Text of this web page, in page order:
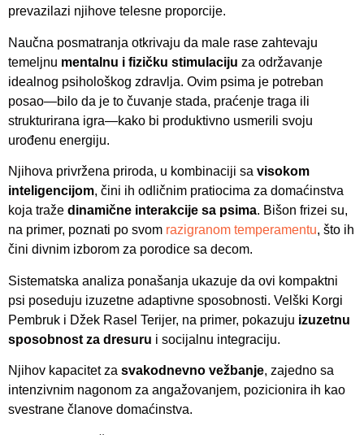
prevazilazi njihove telesne proporcije.
Naučna posmatranja otkrivaju da male rase zahtevaju
temeljnu mentalnu i fizičku stimulaciju za održavanje
idealnog psihološkog zdravlja. Ovim psima je potreban
posao—bilo da je to čuvanje stada, praćenje traga ili
strukturirana igra—kako bi produktivno usmerili svoju
urođenu energiju.
Njihova privržena priroda, u kombinaciji sa visokom
inteligencijom, čini ih odličnim pratiocima za domaćinstva
koja traže dinamične interakcije sa psima. Bišon frizei su,
na primer, poznati po svom razigranom temperamentu, što ih
čini divnim izborom za porodice sa decom.
Sistematska analiza ponašanja ukazuje da ovi kompaktni
psi poseduju izuzetne adaptivne sposobnosti. Velški Korgi
Pembruk i Džek Rasel Terijer, na primer, pokazuju izuzetnu
sposobnost za dresuru i socijalnu integraciju.
Njihov kapacitet za svakodnevno vežbanje, zajedno sa
intenzivnim nagonom za angažovanjem, pozicionira ih kao
svestrane članove domaćinstva.